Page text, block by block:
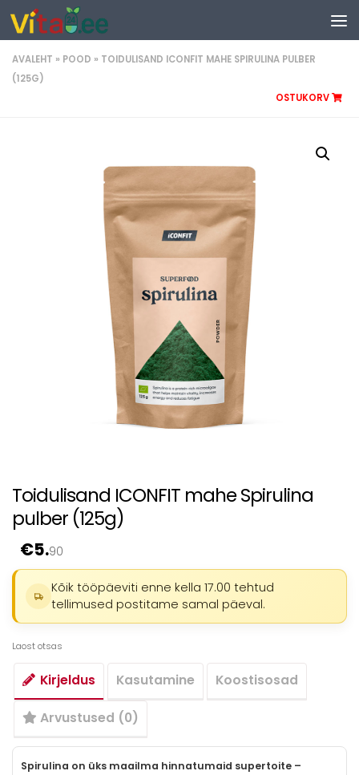
Liigu sisuni
AVALEHT » POOD » TOIDULISAND ICONFIT MAHE SPIRULINA PULBER
(125G)
OSTUKORV
Toidulisand ICONFIT mahe Spirulina
pulber (125g)
€5.90
Kõik tööpäeviti enne kella 17.00 tehtud
tellimused postitame samal päeval.
Laost otsas
Kirjeldus Kasutamine Koostisosad
Arvustused (0)
Spirulina on üks maailma hinnatumaid supertoite –